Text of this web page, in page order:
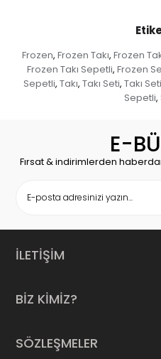
Frozen, Frozen Takı, Frozen
Frozen Takı Sepetli, Frozen
Sepetli, Takı, Takı Seti, Takı
Sepetli,
E-
Fırsat & indirimlerden
İLETİŞİM
BİZ KİMİZ?
SÖZLEŞMELER